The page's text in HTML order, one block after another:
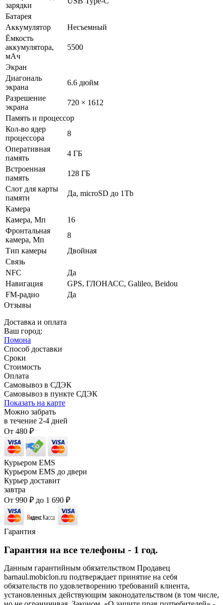
зарядки
Батарея
Аккумулятор
Несъемный
Ёмкость
аккумулятора,
мАч
5500
Экран
Диагональ
экрана
6.6 дюйм
Разрешение
экрана
720 × 1612
Память и процессор
Кол-во ядер
процессора
8
Оперативная
память
4 ГБ
Встроенная
память
128 ГБ
Слот для карты
памяти
Да, microSD до 1Tb
Камера
Камера, Мп
16
Фронтальная
камера, Мп
8
Тип камеры
Двойная
Связь
NFC
Да
Навигация
GPS, ГЛОНАСС, Galileo, Beidou
FM-радио
Да
Отзывы
Доставка и оплата
Ваш город:
Помона
Способ доставки
Сроки
Стоимость
Оплата
Самовывоз в СДЭК
Самовывоз в пункте СДЭК
Показать на карте
Можно забрать
в течение 2-4 дней
От 480 ₽
Курьером EMS
Курьером EMS до двери
Курьер доставит
завтра
От 990 ₽ до 1 690 ₽
Гарантия
Гарантия на все телефоны - 1 год.
Данным гарантийным обязательством Продавец
barnaul.mobiclon.ru подтверждает принятие на себя
обязательств по удовлетворению требований клиента,
установленных действующим законодательством (в том числе,